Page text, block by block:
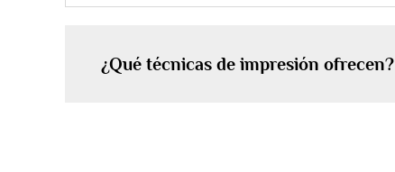
¿Qué técnicas de impresión ofrecen?